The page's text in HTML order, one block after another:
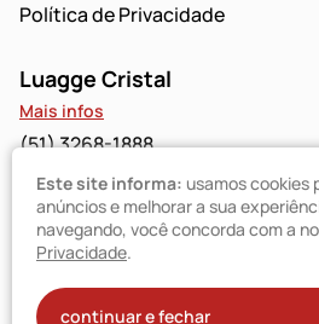
Política de Privacidade
Luagge Cristal
Mais infos
(51) 3268-1888
Luagge Bravo
Mais infos
© Luagge 2025
Este site informa: usamos cookies
anúncios e melhorar a sua
navegando, você concorda com a
Privacidade.
continuar e fechar